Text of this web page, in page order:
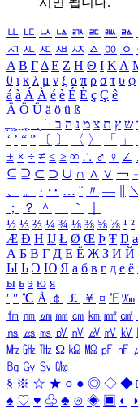
ㅥ ㅦ ㅧ ㅨ ㅩ ㅪ ㅫ ㅬ
ㅺ ㅻ ㅼ ㅽ ㅾ ㅿ ㆀ ㆁ
Α Β ΓΔ Ε Ζ Η Θ Ι ΚΛ
θ ι κ λ μ ν ξ ο π ρ σ τ υ φ
á à Á À é è É È ç Ç ê
Ä Ö Ü ä ö ü ß
ִֶֹ ֻּ ׁׂ ש ץ ת צ מ נ ה ב
‘ ’ “ ” 〔 〕 〈 〉 「 」
± × ÷ ≠ ≤ ≥ ∞ ∴ ♂ ♀ ∠
⊆ ⊇ ⊂ ⊃ ∪ ∩ ∧ ∨ ￢
、
。 · ‥ … ¨ 〃 ― ＼
；
？ ＾ ｀
½ ⅓ ⅔ ¼ ¾ ⅛ ⅜ ⅝ ⅞ ¹ ²
Æ Ð Ħ Ĳ Ł Ø Œ Þ Ŧ Ŋ
А Б В Г Д Е Ё Ж З И Й
Ы Ь Э Ю Я а б в г д е ё
ы ь э ю я
′ ″ ℃ Å ￠ ￡ ￥ ¤ ℉ ‰
㎙ ㎚ ㎛ ㎜ ㎝ ㎞ ㎟ ㎠
㎱ ㎲ ㎳ ㎴ ㎵ ㎶ ㎷ ㎸
㎒ ㎓ ㎔ Ω ㏀ ㏁ ㎊ ㎋
㏃ ㏉ ㏜ ㏆
§ ※ ☆ ★ ○ ● ◎ ◇ ◆
♠ ♡ ♥ ♧ ♣ ⊙ ◈ ▣ ◐ ◑